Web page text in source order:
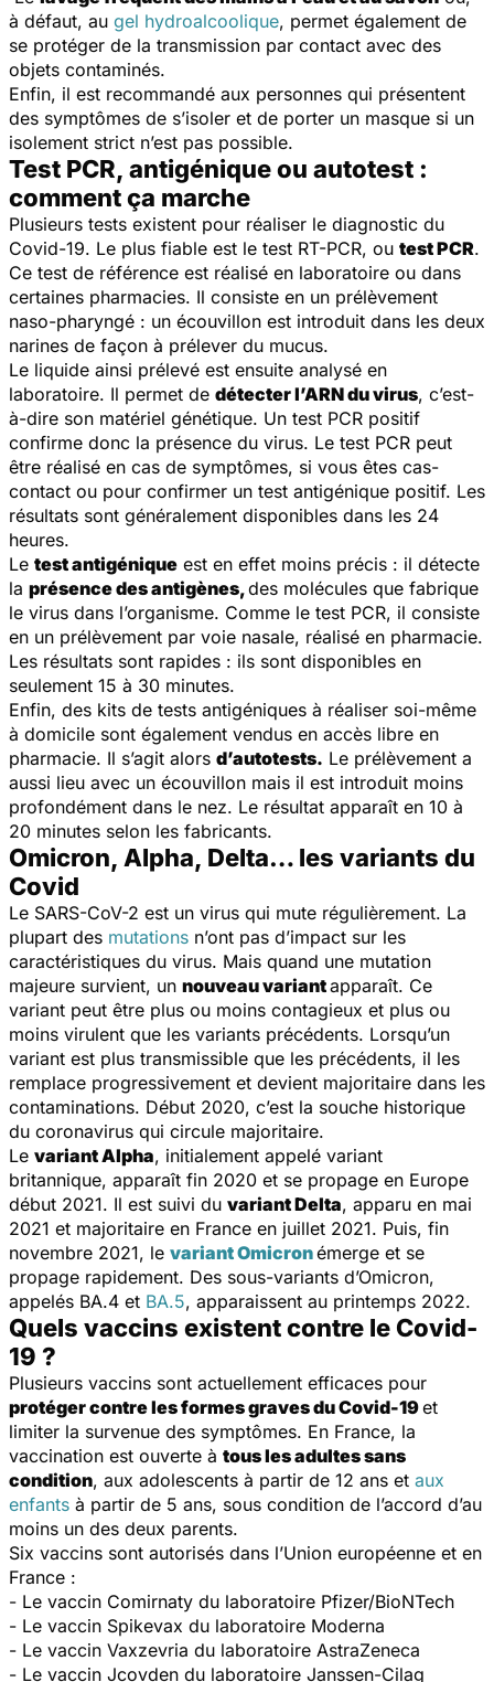
à défaut, au gel hydroalcoolique, permet également de
se protéger de la transmission par contact avec des
objets contaminés.
Enfin, il est recommandé aux personnes qui présentent
des symptômes de s’isoler et de porter un masque si un
isolement strict n’est pas possible.
Test PCR, antigénique ou autotest :
comment ça marche
Plusieurs tests existent pour réaliser le diagnostic du
Covid-19. Le plus fiable est le test RT-PCR, ou test PCR.
Ce test de référence est réalisé en laboratoire ou dans
certaines pharmacies. Il consiste en un prélèvement
naso-pharyngé : un écouvillon est introduit dans les deux
narines de façon à prélever du mucus.
Le liquide ainsi prélevé est ensuite analysé en
laboratoire. Il permet de détecter l’ARN du virus, c’est-
à-dire son matériel génétique. Un test PCR positif
confirme donc la présence du virus. Le test PCR peut
être réalisé en cas de symptômes, si vous êtes cas-
contact ou pour confirmer un test antigénique positif. Les
résultats sont généralement disponibles dans les 24
heures.
Le test antigénique est en effet moins précis : il détecte
la présence des antigènes,des molécules que fabrique
le virus dans l’organisme. Comme le test PCR, il consiste
en un prélèvement par voie nasale, réalisé en pharmacie.
Les résultats sont rapides : ils sont disponibles en
seulement 15 à 30 minutes.
Enfin, des kits de tests antigéniques à réaliser soi-même
à domicile sont également vendus en accès libre en
pharmacie. Il s’agit alors d’autotests. Le prélèvement a
aussi lieu avec un écouvillon mais il est introduit moins
profondément dans le nez. Le résultat apparaît en 10 à
20 minutes selon les fabricants.
Omicron, Alpha, Delta… les variants du
Covid
Le SARS-CoV-2 est un virus qui mute régulièrement. La
plupart des mutations n’ont pas d’impact sur les
caractéristiques du virus. Mais quand une mutation
majeure survient, un nouveau variantapparaît. Ce
variant peut être plus ou moins contagieux et plus ou
moins virulent que les variants précédents. Lorsqu’un
variant est plus transmissible que les précédents, il les
remplace progressivement et devient majoritaire dans les
contaminations. Début 2020, c’est la souche historique
du coronavirus qui circule majoritaire.
Le variant Alpha, initialement appelé variant
britannique, apparaît fin 2020 et se propage en Europe
début 2021. Il est suivi du variant Delta, apparu en mai
2021 et majoritaire en France en juillet 2021. Puis, fin
novembre 2021, le variant Omicronémerge et se
propage rapidement. Des sous-variants d’Omicron,
appelés BA.4 et BA.5, apparaissent au printemps 2022.
Quels vaccins existent contre le Covid-
19 ?
Plusieurs vaccins sont actuellement efficaces pour
protéger contre les formes graves du Covid-19et
limiter la survenue des symptômes. En France, la
vaccination est ouverte à tous les adultes sans
condition, aux adolescents à partir de 12 ans et aux
enfants à partir de 5 ans, sous condition de l’accord d’au
moins un des deux parents.
Six vaccins sont autorisés dans l’Union européenne et en
France :
- Le vaccin Comirnaty du laboratoire Pfizer/BioNTech
- Le vaccin Spikevax du laboratoire Moderna
- Le vaccin Vaxzevria du laboratoire AstraZeneca
- Le vaccin Jcovden du laboratoire Janssen-Cilag